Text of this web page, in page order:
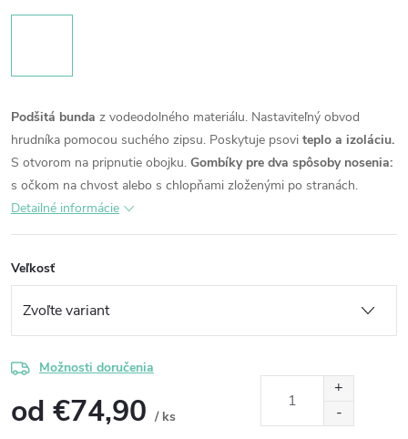
Podšitá bunda z vodeodolného materiálu. Nastaviteľný obvod
hrudníka pomocou suchého zipsu. Poskytuje psovi teplo a izoláciu.
S otvorom na pripnutie obojku. Gombíky pre dva spôsoby nosenia:
s očkom na chvost alebo s chlopňami zloženými po stranách.
Detailné informácie
Veľkosť
Možnosti doručenia
od €74,90 / ks